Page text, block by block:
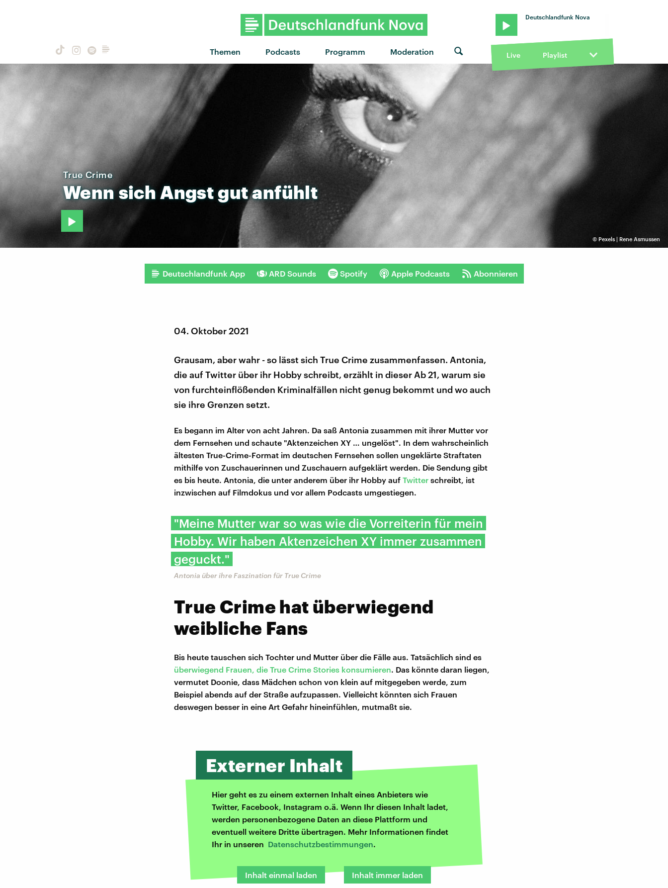
Themen Podcasts Programm Moderation
Deutschlandfunk Nova
Live Playlist
© Pexels | Rene Asmussen
True Crime
Wennsich Angstgutanfühlt
Deutschlandfunk App ARD Sounds Spotify Apple Podcasts Abonnieren
04. Oktober 2021
Grausam, aber wahr - so lässt sich True Crime zusammenfassen. Antonia,
die auf Twitter über ihr Hobby schreibt, erzählt in dieser Ab 21, warum sie
von furchteinflößenden Kriminalfällen nicht genug bekommt und wo auch
sie ihre Grenzen setzt.
Es begann im Alter von acht Jahren. Da saß Antonia zusammen mit ihrer Mutter vor
dem Fernsehen und schaute "Aktenzeichen XY … ungelöst". In dem wahrscheinlich
ältesten True-Crime-Format im deutschen Fernsehen sollen ungeklärte Straftaten
mithilfe von Zuschauerinnen und Zuschauern aufgeklärt werden. Die Sendung gibt
es bis heute. Antonia, die unter anderem über ihr Hobby auf Twitter schreibt, ist
inzwischen auf Filmdokus und vor allem Podcasts umgestiegen.
"Meine Mutter war so was wie die Vorreiterin für mein
Hobby. Wir haben Aktenzeichen XY immer zusammen
geguckt."
Antonia über ihre Faszination für True Crime
True Crime hat überwiegend
weibliche Fans
Bis heute tauschen sich Tochter und Mutter über die Fälle aus. Tatsächlich sind es
überwiegend Frauen, die True Crime Stories konsumieren. Das könnte daran liegen,
vermutet Doonie, dass Mädchen schon von klein auf mitgegeben werde, zum
Beispiel abends auf der Straße aufzupassen. Vielleicht könnten sich Frauen
deswegen besser in eine Art Gefahr hineinfühlen, mutmaßt sie.
Externer Inhalt
Hier geht es zu einem externen Inhalt eines Anbieters wie
Twitter, Facebook, Instagram o.ä. Wenn Ihr diesen Inhalt ladet,
werden personenbezogene Daten an diese Plattform und
eventuell weitere Dritte übertragen. Mehr Informationen findet
Ihr in unseren Datenschutzbestimmungen.
Inhalt einmal laden Inhalt immer laden